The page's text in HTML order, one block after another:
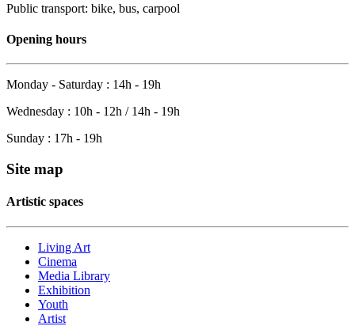
Public transport: bike, bus, carpool
Opening hours
Monday - Saturday : 14h - 19h
Wednesday : 10h - 12h / 14h - 19h
Sunday : 17h - 19h
Site map
Artistic spaces
Living Art
Cinema
Media Library
Exhibition
Youth
Artist